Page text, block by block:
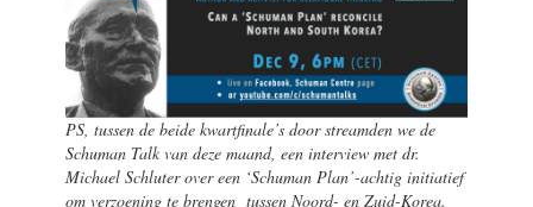
PS, tussen de beide kwartfinale’s door streamden we de
Schuman Talk van deze maand, een interview met dr.
Michael Schluter over een ‘Schuman Plan’-achtig initiatief
om verzoening te brengen tussen Noord- en Zuid-Korea.